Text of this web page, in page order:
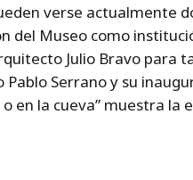
verse actualmente
del Museo como
Julio Bravo para
Serrano y su
en la cueva” muestra la